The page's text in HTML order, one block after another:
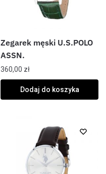
Zegarek męski U.S.POLO
ASSN.
360,00 zł
Dodaj do koszyka